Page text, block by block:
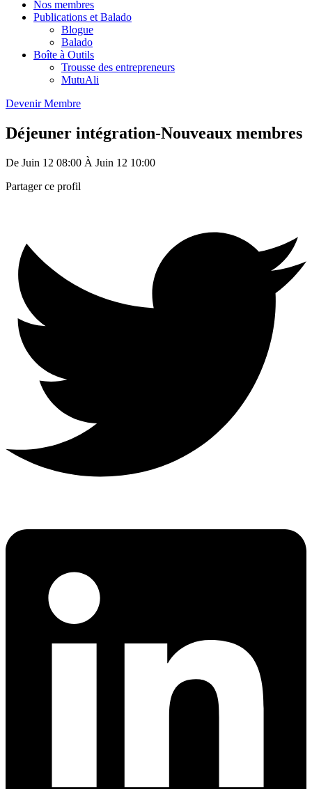
Nos membres
Publications et Balado
Blogue
Balado
Boîte à Outils
Trousse des entrepreneurs
MutuAli
Devenir Membre
Déjeuner intégration-Nouveaux membres
De Juin 12 08:00 À Juin 12 10:00
Partager ce profil